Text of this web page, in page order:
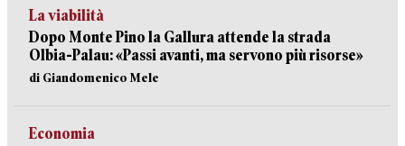
La viabilità
Dopo Monte Pino la Gallura attende la strada
Olbia-Palau: «Passi avanti, ma servono più risorse»
di Giandomenico Mele
Economia